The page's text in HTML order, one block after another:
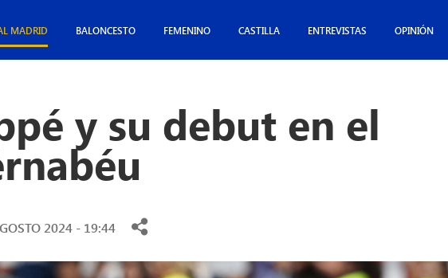
MADRID BALONCESTO FEMENINO CASTILLA ENTREVISTAS OPINIÓN
y su debut en el
2024 - 19:44